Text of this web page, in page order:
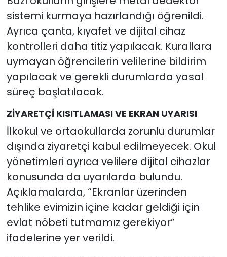
sistemi kurmaya hazırlandığı öğrenildi.
Ayrıca çanta, kıyafet ve dijital cihaz
kontrolleri daha titiz yapılacak. Kurallara
uymayan öğrencilerin velilerine bildirim
yapılacak ve gerekli durumlarda yasal
süreç başlatılacak.
ZİYARETÇİ KISITLAMASI VE EKRAN UYARISI
İlkokul ve ortaokullarda zorunlu durumlar
dışında ziyaretçi kabul edilmeyecek. Okul
yönetimleri ayrıca velilere dijital cihazlar
konusunda da uyarılarda bulundu.
Açıklamalarda, “Ekranlar üzerinden
tehlike evimizin içine kadar geldiği için
evlat nöbeti tutmamız gerekiyor”
ifadelerine yer verildi.